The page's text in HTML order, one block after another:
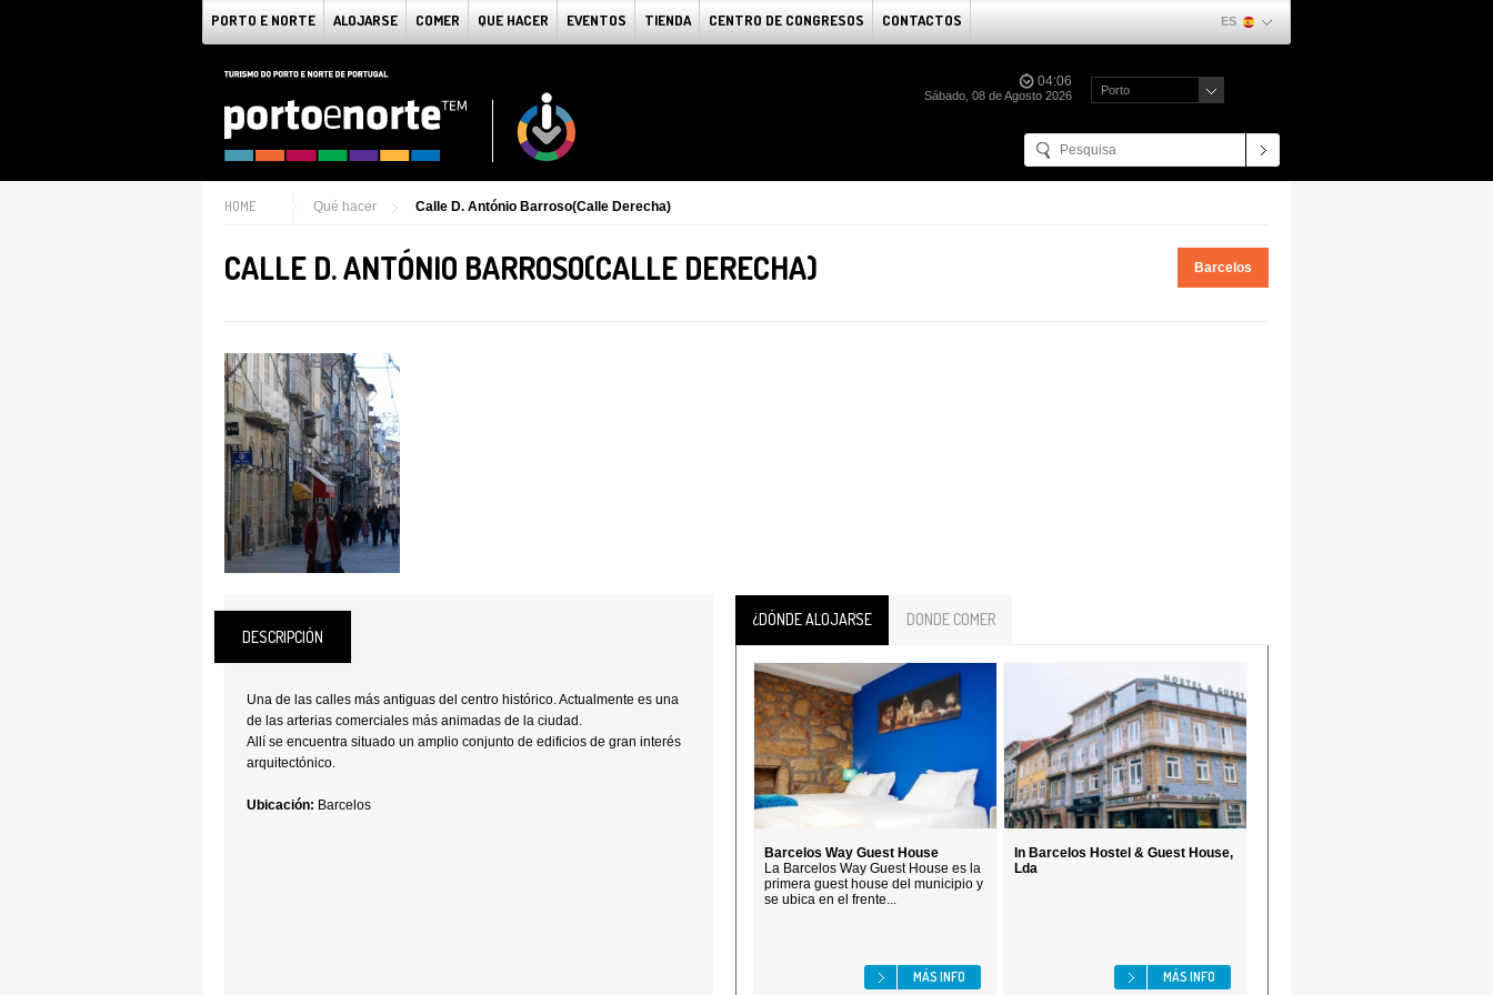
PORTO E NORTE ALOJARSE COMER QUE HACER EVENTOS TIENDA CENTRO DE CONGRESOS CONTACTOS ES
04:06
Sábado, 08 de Agosto 2026 Porto
HOME Qué hacer Calle D. António Barroso(Calle Derecha)
CALLE D. ANTÓNIO BARROSO(CALLE DERECHA) Barcelos
DESCRIPCIÓN
Una de las calles más antiguas del centro histórico. Actualmente es una
de las arterias comerciales más animadas de la ciudad.
Allí se encuentra situado un amplio conjunto de edificios de gran interés
arquitectónico.
Ubicación: Barcelos
¿DÓNDE ALOJARSE DONDE COMER
Barcelos Way Guest House
La Barcelos Way Guest House es la
primera guest house del municipio y
se ubica en el frente...
MÁS INFO
In Barcelos Hostel & Guest House,
Lda
MÁS INFO